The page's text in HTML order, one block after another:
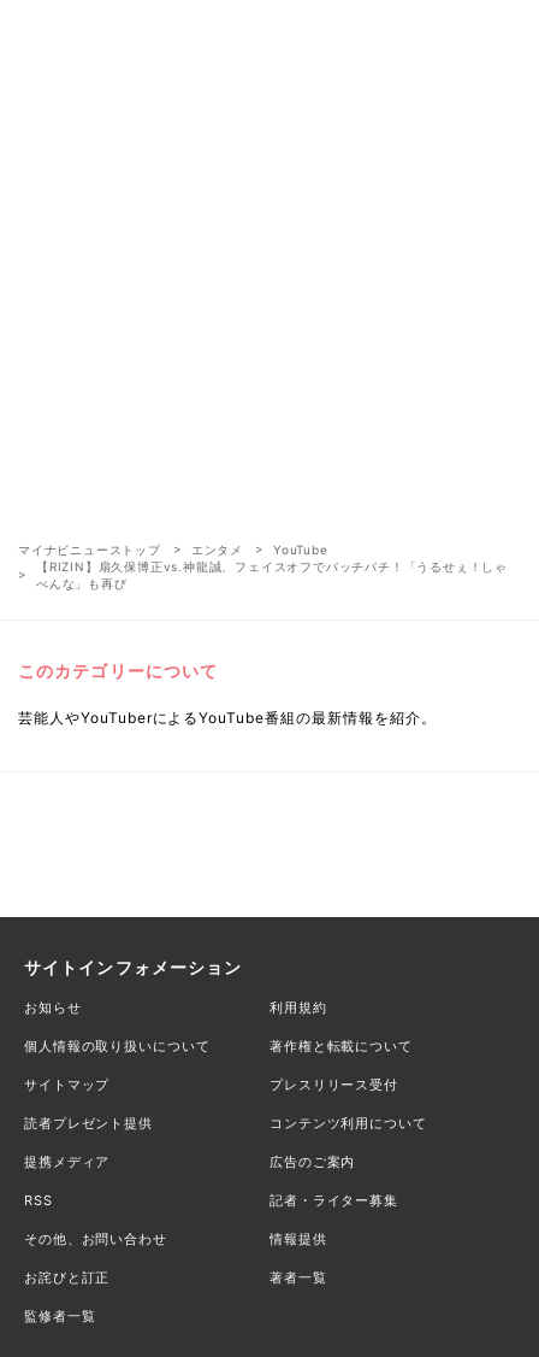
マイナビニューストップ エンタメ
YouTube
【RIZIN】扇久保博正vs.神龍誠、フェイスオフでバッチバチ！「うるせぇ！しゃ
べんな」も再び
このカテゴリーについて
芸能人やYouTuberによるYouTube番組の最新情報を紹介。
サイトインフォメーション
お知らせ 利用規約
個人情報の取り扱いについて 著作権と転載について
サイトマップ プレスリリース受付
読者プレゼント提供 コンテンツ利用について
提携メディア 広告のご案内
RSS 記者・ライター募集
その他、お問い合わせ 情報提供
お詫びと訂正 著者一覧
監修者一覧